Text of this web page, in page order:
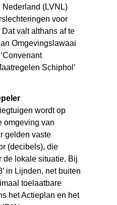
Nederland (LVNL)
voor
valt althans af te
Omgevingslawaai
Schiphol’
wordt op
omgeving van
gelden vaste
(decibels), die
de lokale situatie. Bij
in Lijnden, net buiten
toelaatbare
het Actieplan en het